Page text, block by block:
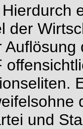
der
und